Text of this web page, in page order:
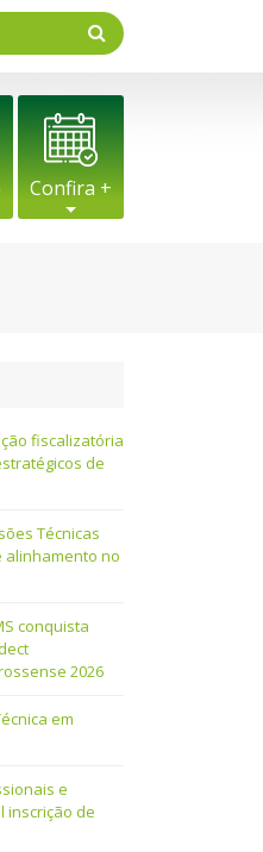
Confira +
fiscalizatória
de
Técnicas
alinhamento no
conquista
2026
em
e
inscrição de